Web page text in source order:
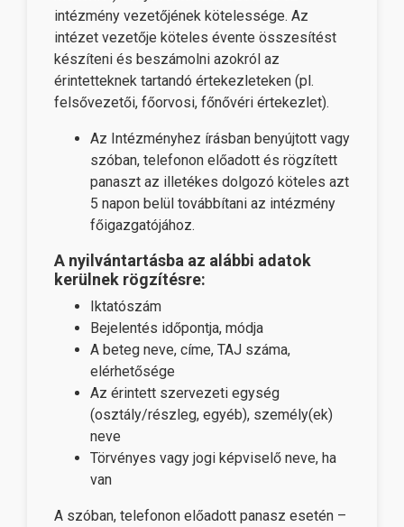
intézmény vezetőjének kötelessége. Az
intézet vezetője köteles évente összesítést
készíteni és beszámolni azokról az
érintetteknek tartandó értekezleteken (pl.
felsővezetői, főorvosi, főnővéri értekezlet).
Az Intézményhez írásban benyújtott vagy
szóban, telefonon előadott és rögzített
panaszt az illetékes dolgozó köteles azt
5 napon belül továbbítani az intézmény
főigazgatójához.
A nyilvántartásba az alábbi adatok
kerülnek rögzítésre:
Iktatószám
Bejelentés időpontja, módja
A beteg neve, címe, TAJ száma,
elérhetősége
Az érintett szervezeti egység
(osztály/részleg, egyéb), személy(ek)
neve
Törvényes vagy jogi képviselő neve, ha
van
A szóban, telefonon előadott panasz esetén –